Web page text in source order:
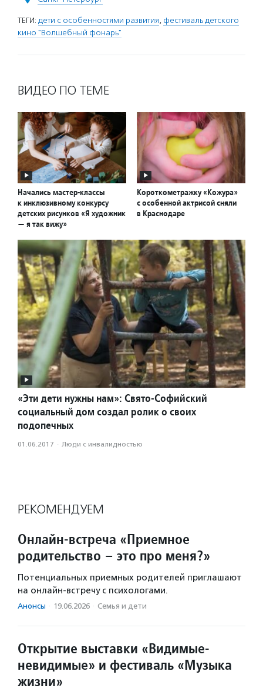
ТЕГИ: дети с особенностями развития, фестиваль детского
кино "Волшебный фонарь"
ВИДЕО ПО ТЕМЕ
Начались мастер-классы
к инклюзивному конкурсу
детских рисунков «Я художник
— я так вижу»
Короткометражку «Кожура»
с особенной актрисой сняли
в Краснодаре
«Эти дети нужны нам»: Свято-Софийский
социальный дом создал ролик о своих
подопечных
01.06.2017 · Люди с инвалидностью
РЕКОМЕНДУЕМ
Онлайн-встреча «Приемное
родительство – это про меня?»
Потенциальных приемных родителей приглашают
на онлайн-встречу с психологами.
Анонсы · 19.06.2026 · Семья и дети
Открытие выставки «Видимые-
невидимые» и фестиваль «Музыка
жизни»